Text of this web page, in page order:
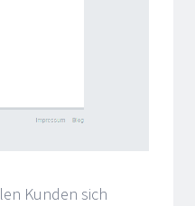
Kunden sich